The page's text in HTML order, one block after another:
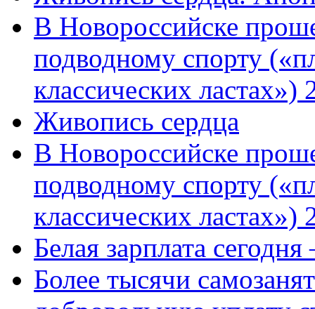
В Новороссийске
подводному спорту
классических
Живопись сердца
В Новороссийске
подводному спорту
классических ластах»)
Белая зарплата
Более тысячи